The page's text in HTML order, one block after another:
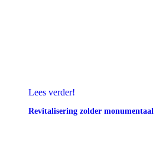
Lees verder!
Revitalisering zolder monumentaal